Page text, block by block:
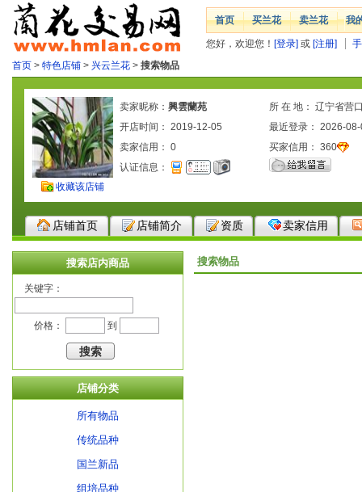
首页 买兰花 卖兰花 我
您好，欢迎您！ [登录] 或 [注册]
首页 > 特色店铺 > 兴云兰花 > 搜索物品
收藏该店铺
卖家昵称： 興雲蘭苑
所 在 地： 辽宁省营
开店时间： 2019-12-05
最近登录： 2026-
卖家信用： 0 买家信用： 360
认证信息：
店铺首页 店铺简介 资质 卖家信用
搜索店内商品
关键字：
价格： 到
店铺分类
所有物品
传统品种
国兰新品
组培品种
搜索物品